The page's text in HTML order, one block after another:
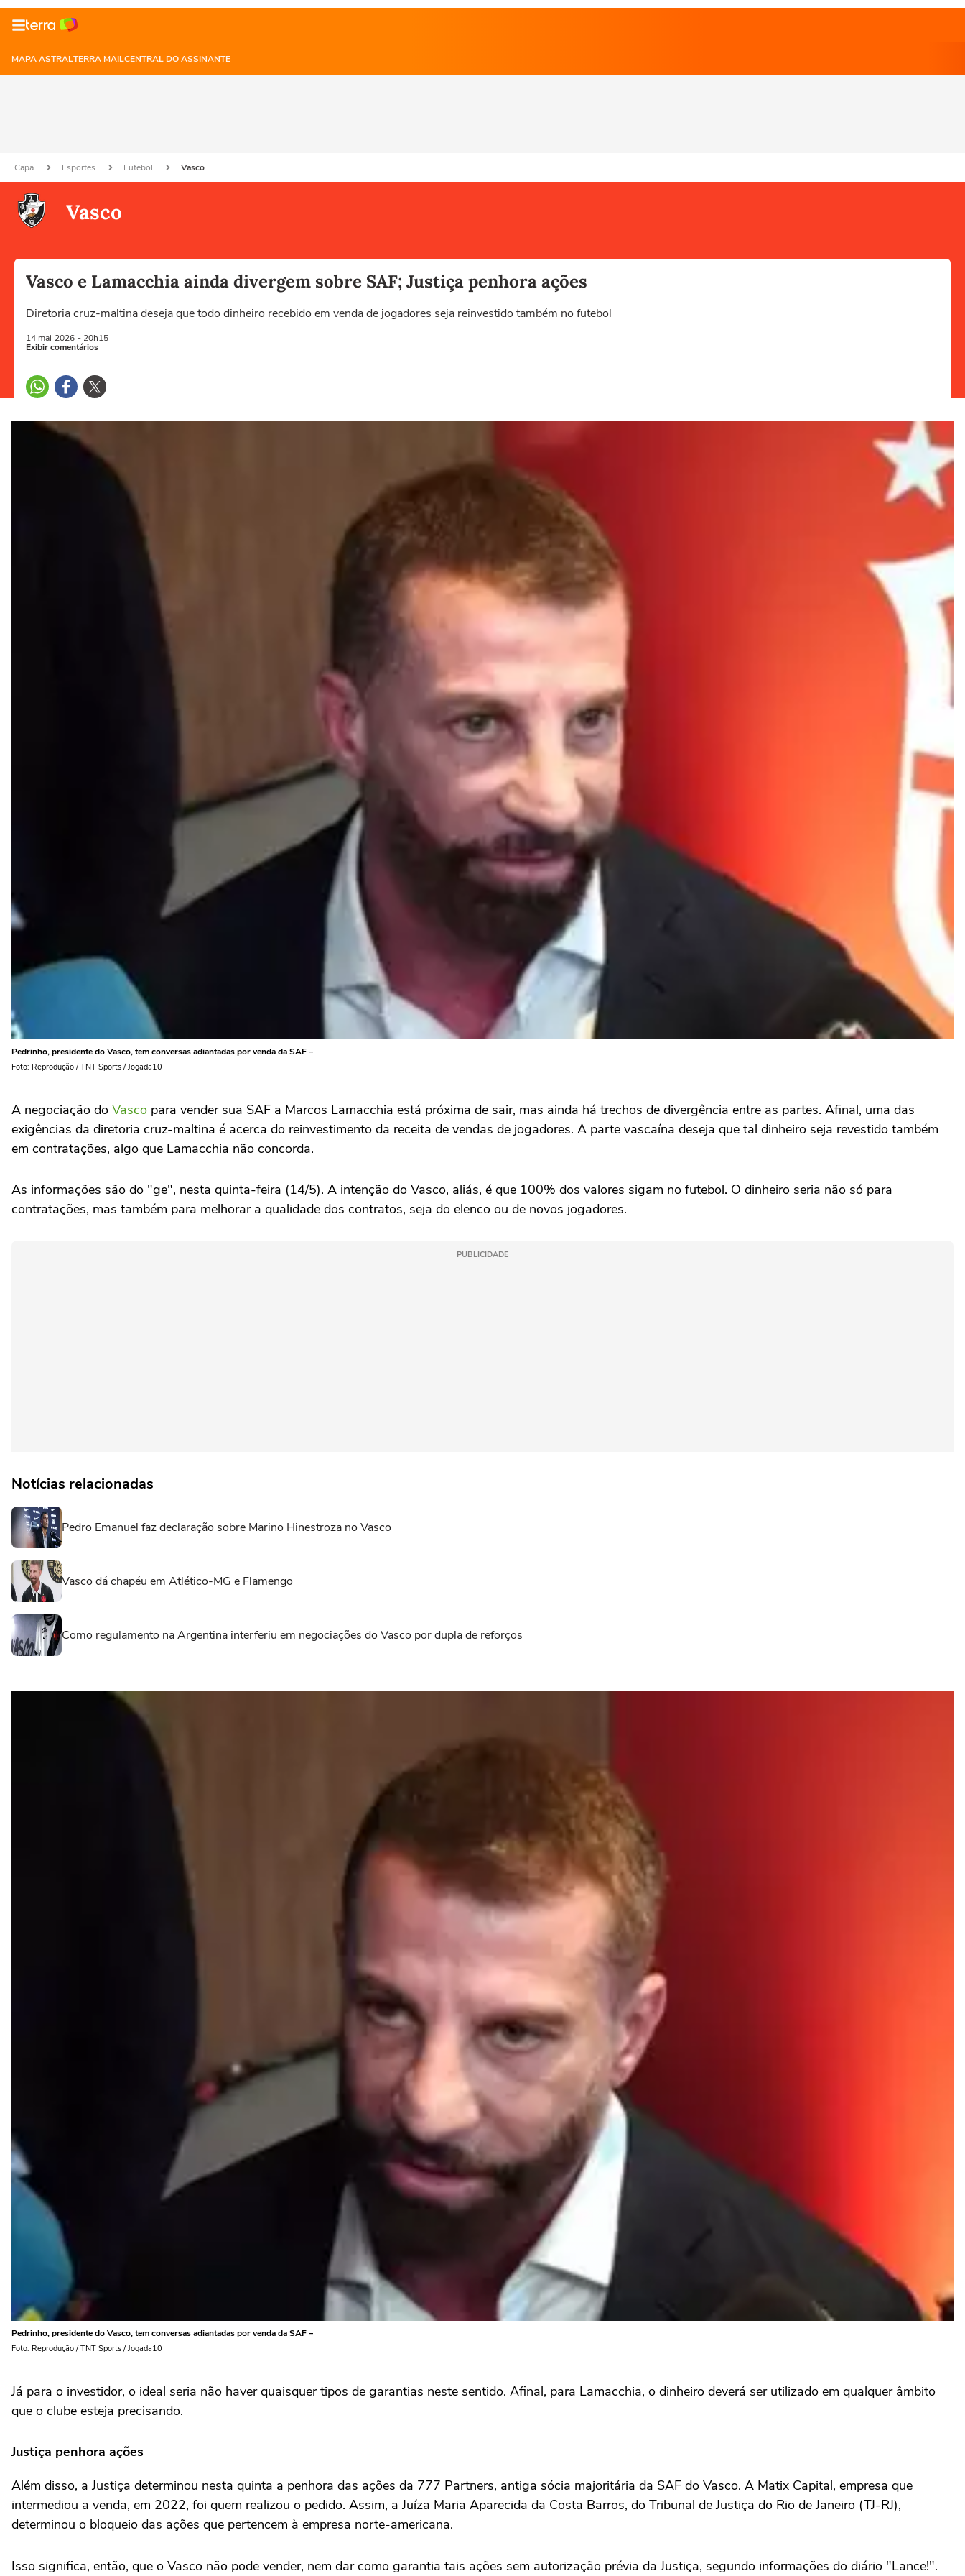
MAPA ASTRALTERRA MAILCENTRAL DO ASSINANTE
Capa Esportes Futebol Vasco
Vasco
Vasco e Lamacchia ainda divergem sobre SAF; Justiça penhora ações
Diretoria cruz-maltina deseja que todo dinheiro recebido em venda de jogadores seja reinvestido também no futebol
14 mai 2026 - 20h15
Exibir comentários
Pedrinho, presidente do Vasco, tem conversas adiantadas por venda da SAF –
Foto: Reprodução / TNT Sports / Jogada10
A negociação do Vasco para vender sua SAF a Marcos Lamacchia está próxima de sair, mas ainda há trechos de divergência entre as partes. Afinal, uma das
exigências da diretoria cruz-maltina é acerca do reinvestimento da receita de vendas de jogadores. A parte vascaína deseja que tal dinheiro seja revestido também
em contratações, algo que Lamacchia não concorda.
As informações são do "ge", nesta quinta-feira (14/5). A intenção do Vasco, aliás, é que 100% dos valores sigam no futebol. O dinheiro seria não só para
contratações, mas também para melhorar a qualidade dos contratos, seja do elenco ou de novos jogadores.
PUBLICIDADE
Notícias relacionadas
Pedro Emanuel faz declaração sobre Marino Hinestroza no Vasco
Vasco dá chapéu em Atlético-MG e Flamengo
Como regulamento na Argentina interferiu em negociações do Vasco por dupla de reforços
Pedrinho, presidente do Vasco, tem conversas adiantadas por venda da SAF –
Foto: Reprodução / TNT Sports / Jogada10
Já para o investidor, o ideal seria não haver quaisquer tipos de garantias neste sentido. Afinal, para Lamacchia, o dinheiro deverá ser utilizado em qualquer âmbito
que o clube esteja precisando.
Justiça penhora ações
Além disso, a Justiça determinou nesta quinta a penhora das ações da 777 Partners, antiga sócia majoritária da SAF do Vasco. A Matix Capital, empresa que
intermediou a venda, em 2022, foi quem realizou o pedido. Assim, a Juíza Maria Aparecida da Costa Barros, do Tribunal de Justiça do Rio de Janeiro (TJ-RJ),
determinou o bloqueio das ações que pertencem à empresa norte-americana.
Isso significa, então, que o Vasco não pode vender, nem dar como garantia tais ações sem autorização prévia da Justiça, segundo informações do diário "Lance!".